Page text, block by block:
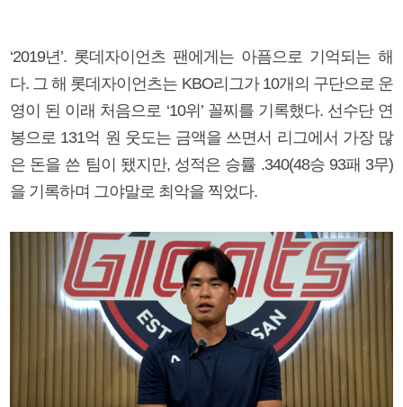
‘2019년’. 롯데자이언츠 팬에게는 아픔으로 기억되는 해
다. 그 해 롯데자이언츠는 KBO리그가 10개의 구단으로 운
영이 된 이래 처음으로 ‘10위’ 꼴찌를 기록했다. 선수단 연
봉으로 131억 원 웃도는 금액을 쓰면서 리그에서 가장 많
은 돈을 쓴 팀이 됐지만, 성적은 승률 .340(48승 93패 3무)
을 기록하며 그야말로 최악을 찍었다.